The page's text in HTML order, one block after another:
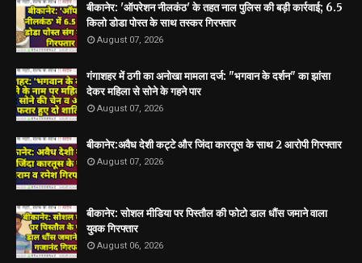
बीकानेर: 'ऑपरेशन नीलकंठ' के तहत नाल पुलिस की बड़ी कार्रवाई; 6.5
किलो डोडा पोस्त के साथ तस्कर गिरफ्तार
August 07, 2026
गंगाशहर में ठगी का अनोखा मामला दर्ज: "भगवान के दर्शन" का झांसा
देकर महिला से सोने के गहने पार
August 07, 2026
बीकानेर:अवैध देशी कट्टे और जिंदा कारतूस के साथ 2 आरोपी गिरफ्तार
August 07, 2026
बीकानेर: सोशल मीडिया पर पिस्तौल की फोटो डाल धौंस जमाने वाला
युवक गिरफ्तार
August 06, 2026